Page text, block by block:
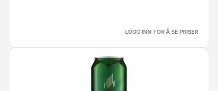
LOGG INN FOR Å SE PRISER